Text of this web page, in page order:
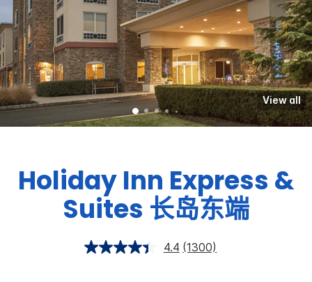
View all
Holiday Inn Express &
Suites 长岛东端
4.4 (1300)